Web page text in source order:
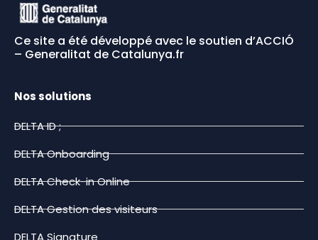
Ce site a été développé avec le soutien d’ACCIÓ
– Generalitat de Catalunya.fr
Nos solutions
DELTA ID ;
DELTA Onboarding
DELTA Check-in Online
DELTA Gestion des visiteurs
DELTA Signature